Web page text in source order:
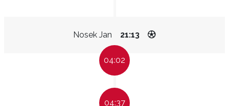
Nosek Jan 21:13
04:02
04:37